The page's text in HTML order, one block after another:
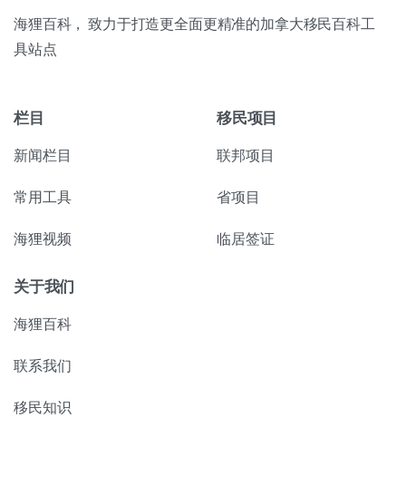
海狸百科， 致力于打造更全面更精准的加拿大移民百科工
具站点
栏目
新闻栏目
常用工具
海狸视频
移民项目
联邦项目
省项目
临居签证
关于我们
海狸百科
联系我们
移民知识